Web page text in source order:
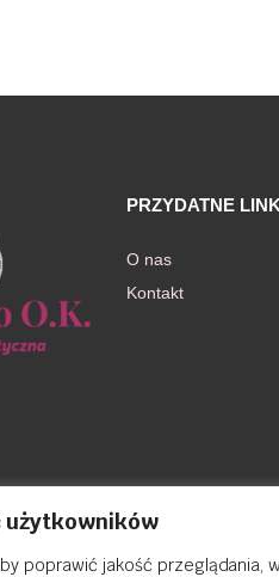
użytkowników
poprawić jakość
PRZYDATNE
O nas
Kontakt